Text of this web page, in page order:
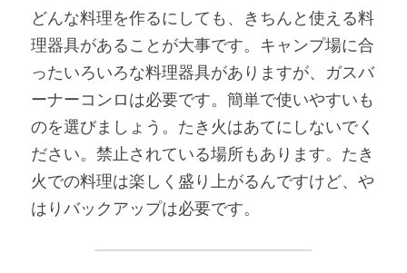
どんな料理を作るにしても、きちんと使える料
理器具があることが大事です。キャンプ場に合
ったいろいろな料理器具がありますが、ガスバ
ーナーコンロは必要です。簡単で使いやすいも
のを選びましょう。たき火はあてにしないでく
ださい。禁止されている場所もあります。たき
火での料理は楽しく盛り上がるんですけど、や
はりバックアップは必要です。